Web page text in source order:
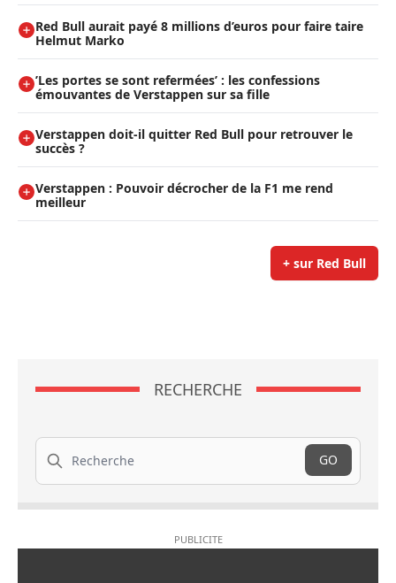
Red Bull aurait payé 8 millions d’euros pour faire taire
Helmut Marko
’Les portes se sont refermées’ : les confessions
émouvantes de Verstappen sur sa fille
Verstappen doit-il quitter Red Bull pour retrouver le
succès ?
Verstappen : Pouvoir décrocher de la F1 me rend
meilleur
+ sur Red Bull
RECHERCHE
Recherche
GO